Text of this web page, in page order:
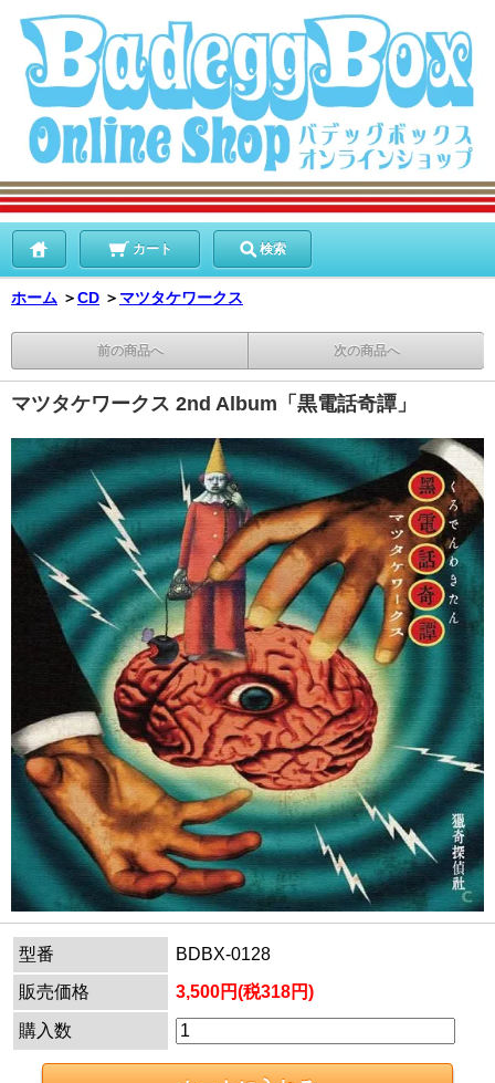
カート 検索
ホーム ＞CD ＞ マツタケワークス
前の商品へ 次の商品へ
マツタケワークス 2nd Album「黒電話奇譚」
型番
BDBX-0128
販売価格
3,500円(税318円)
購入数